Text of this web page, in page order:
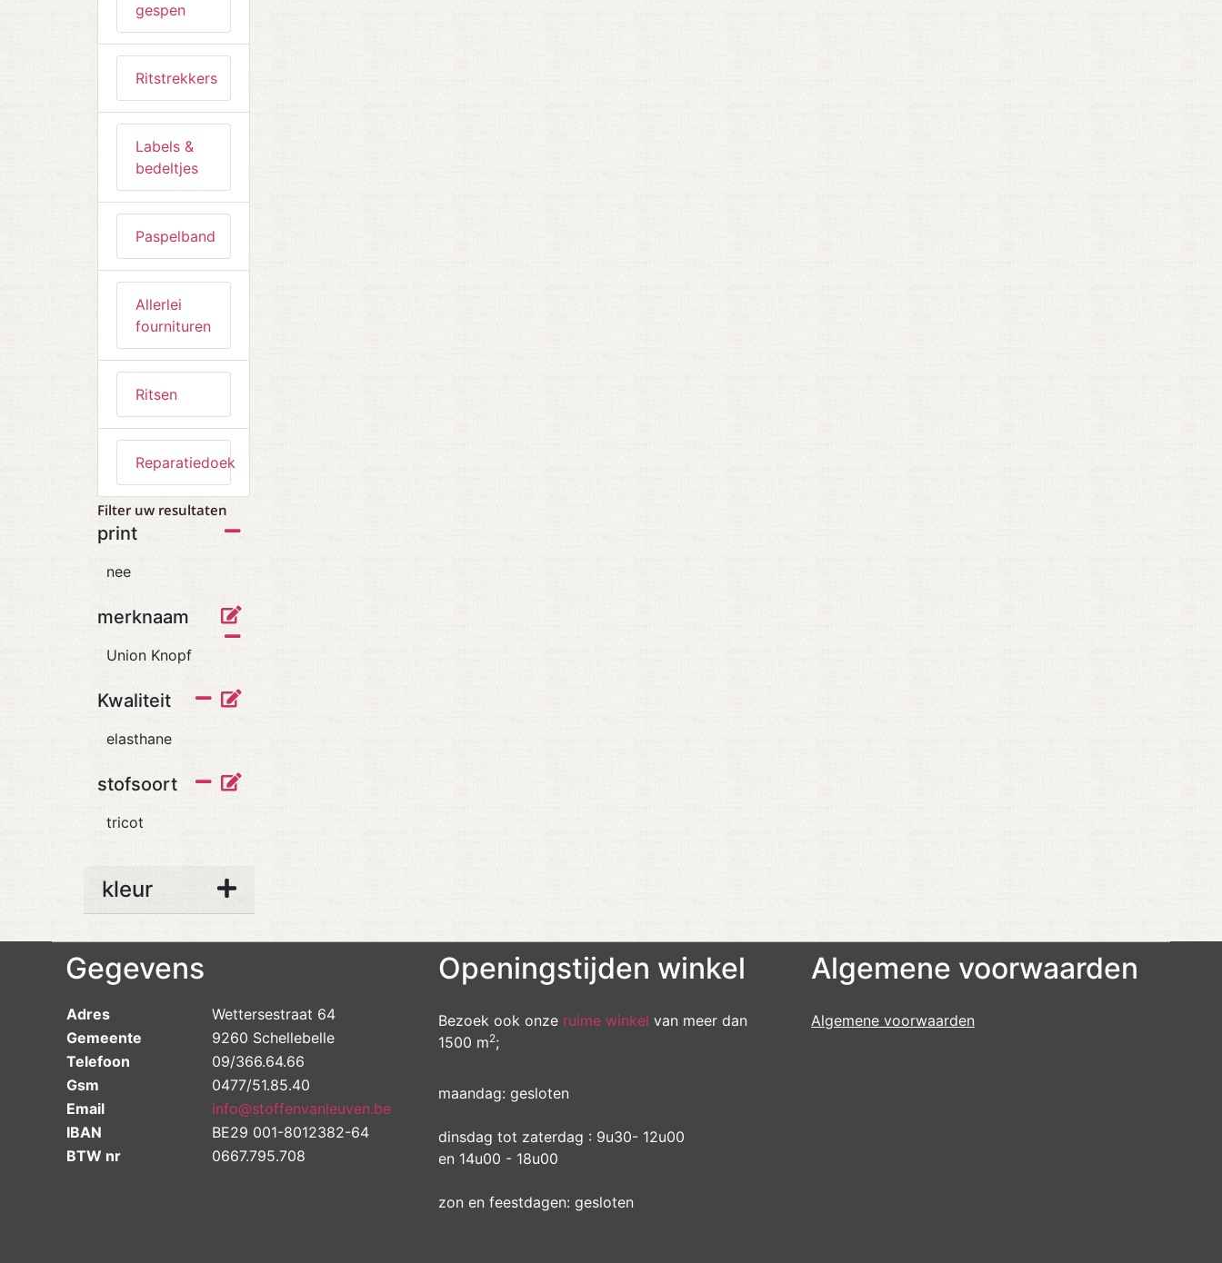
gespen
Ritstrekkers
Labels &
bedeltjes
Paspelband
Allerlei
fournituren
Ritsen
Reparatiedoek
Filter uw resultaten
print
nee
merknaam
Union Knopf
Kwaliteit
elasthane
stofsoort
tricot
kleur
Gegevens
Adres
Wettersestraat 64
Gemeente
9260 Schellebelle
Telefoon
09/366.64.66
Gsm
0477/51.85.40
Email
info@stoffenvanleuven.be
IBAN
BE29 001-8012382-64
BTW nr
0667.795.708
Openingstijden winkel
Bezoek ook onze ruime winkel van meer dan
1500 m2;
maandag: gesloten
dinsdag tot zaterdag : 9u30- 12u00
en 14u00 - 18u00
zon en feestdagen: gesloten
Algemene voorwaarden
Algemene voorwaarden